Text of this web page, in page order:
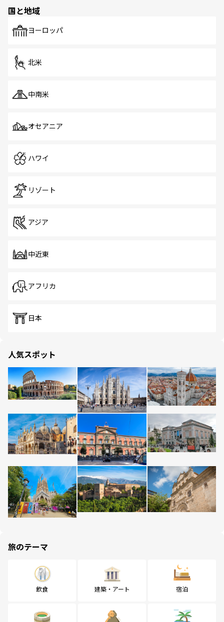
国と地域
ヨーロッパ
北米
中南米
オセアニア
ハワイ
リゾート
アジア
中近東
アフリカ
日本
人気スポット
旅のテーマ
飲食 建築・アート 宿泊